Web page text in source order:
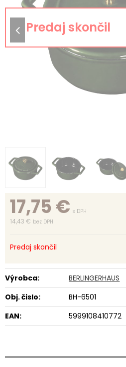
17,75€ s DPH
14,43 € bez DPH
Predaj skončil
Výrobca:
BERLINGERHAUS
Obj. čislo:
BH-6501
EAN:
5999108410772